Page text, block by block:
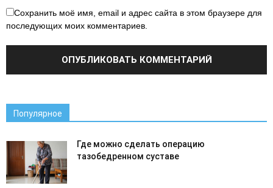
Сохранить моё имя, email и адрес сайта в этом браузере для
последующих моих комментариев.
Популярное
Где можно сделать операцию
тазобедренном суставе